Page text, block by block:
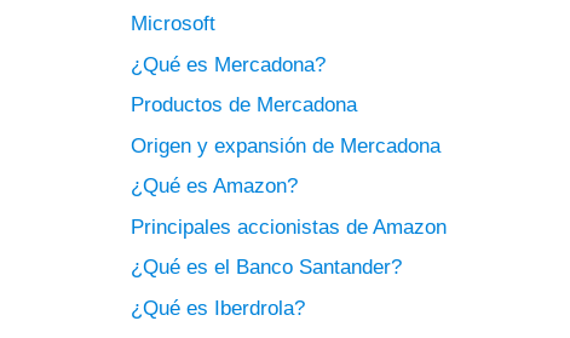
Microsoft
¿Qué es Mercadona?
Productos de Mercadona
Origen y expansión de Mercadona
¿Qué es Amazon?
Principales accionistas de Amazon
¿Qué es el Banco Santander?
¿Qué es Iberdrola?